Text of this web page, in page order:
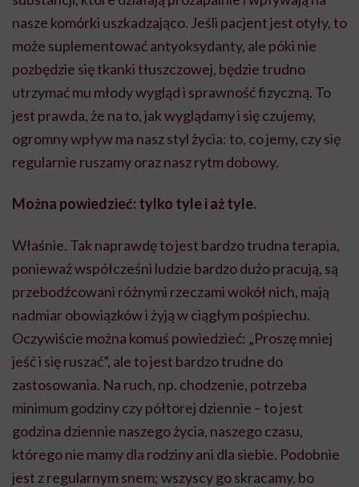
nasze komórki uszkadzająco. Jeśli pacjent jest otyły, to
może suplementowaćantyoksydanty, ale póki nie
pozbędzie się tkanki tłuszczowej, będzie trudno
utrzymać mu młody wygląd i sprawność fizyczną. To
jest prawda, że na to, jak wyglądamy i się czujemy,
ogromny wpływ ma nasz styl życia: to, co jemy, czy się
regularnie ruszamy oraz nasz rytm dobowy.
Można powiedzieć: tylko tyle i aż tyle.
Właśnie. Tak naprawdę to jest bardzo trudna terapia,
ponieważ współcześni ludzie bardzo dużo pracują, są
przebodźcowani różnymi rzeczami wokół nich, mają
nadmiar obowiązków i żyją w ciągłym pośpiechu.
Oczywiście można komuś powiedzieć: „Proszę mniej
jeść i się ruszać”, ale to jest bardzo trudne do
zastosowania. Na ruch, np. chodzenie, potrzeba
minimum godziny czy półtorej dziennie – to jest
godzina dziennie naszego życia, naszego czasu,
którego nie mamy dla rodziny ani dla siebie. Podobnie
jest z regularnym snem; wszyscy go skracamy, bo